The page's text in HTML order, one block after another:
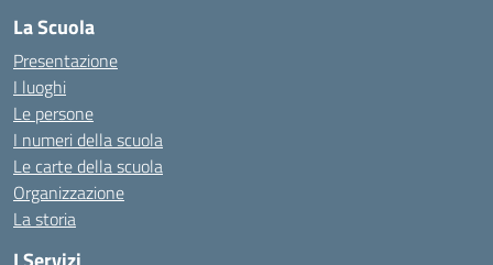
La Scuola
Presentazione
I luoghi
Le persone
I numeri della scuola
Le carte della scuola
Organizzazione
La storia